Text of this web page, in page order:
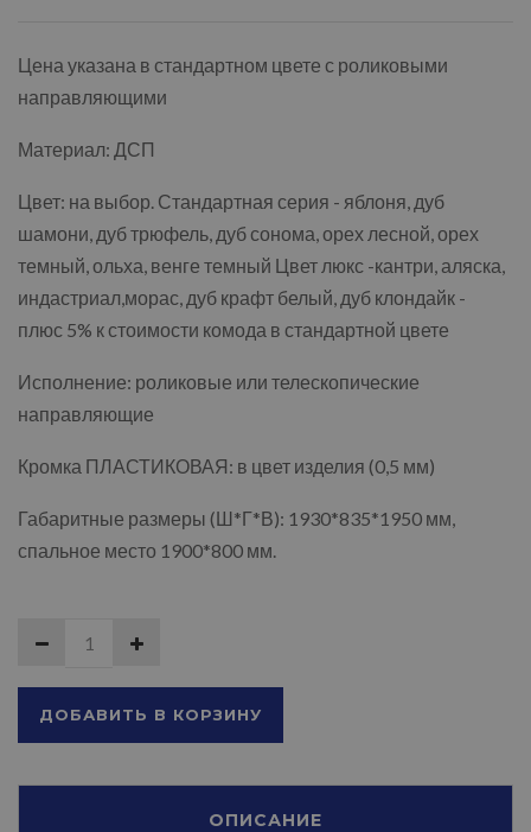
Цена указана в стандартном цвете с роликовыми
направляющими
Материал: ДСП
Цвет: на выбор. Стандартная серия - яблоня, дуб
шамони, дуб трюфель, дуб сонома, орех лесной, орех
темный, ольха, венге темный Цвет люкс -кантри, аляска,
индастриал,морас, дуб крафт белый, дуб клондайк -
плюс 5% к стоимости комода в стандартной цвете
Исполнение: роликовые или телескопические
направляющие
Кромка ПЛАСТИКОВАЯ: в цвет изделия (0,5 мм)
Габаритные размеры (Ш*Г*В): 1930*835*1950 мм,
спальное место 1900*800 мм.
ДОБАВИТЬ В КОРЗИНУ
ОПИСАНИЕ